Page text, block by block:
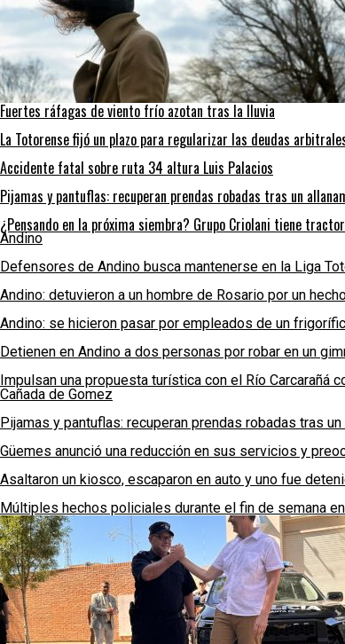
Fuertes ráfagas de viento frío azotan tras la lluvia
La Totorense fijó un plazo para regularizar las deudas
Accidente fatal sobre ruta 34 altura Luis Palacios
Pijamas y pantuflas: recuperan prendas robadas tras un
¿Pensando en la próxima siembra? Grupo Criolani tiene
Andino
Defensores de Andino busca mantenerse en la Liga
Andino: detuvieron a un hombre de Rosario por un
Andino: se hicieron pasar por empleados de un
Detienen en Andino a dos personas por robar en un
Impulsan una propuesta turística con el Río Carcarañá
Cañada de Gomez
Pijamas y pantuflas: recuperan prendas robadas tras
Güemes anunció una reducción en sus servicios y
Asaltaron un kiosco, escaparon en auto y uno fue
Múltiples hechos policiales durante el fin de semana